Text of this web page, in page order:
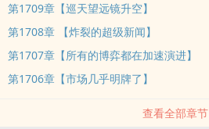
第1709章【巡天望远镜升空】
第1708章 【炸裂的超级新闻】
第1707章【所有的博弈都在加速演进】
第1706章【市场几乎明牌了】
查看全部章节